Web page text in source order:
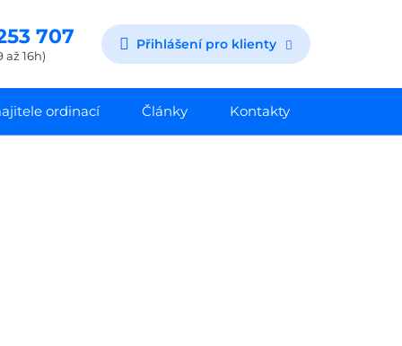
707
až 16h)
Přihlášení pro klienty
ordinací Články Kontakty